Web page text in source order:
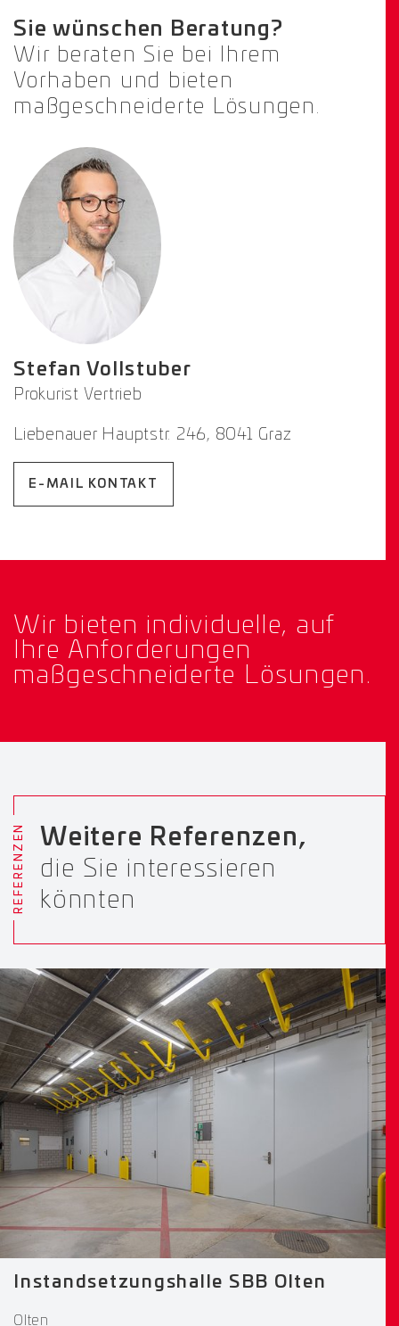
Sie wünschen Beratung?
Wir beraten Sie bei Ihrem
Vorhaben und bieten
maßgeschneiderte Lösungen.
Stefan Vollstuber
Prokurist Vertrieb
Liebenauer Hauptstr. 246, 8041 Graz
E-MAIL KONTAKT
Wir bieten individuelle, auf
Ihre Anforderungen
maßgeschneiderte Lösungen.
REFERENZEN
Weitere Referenzen,
die Sie interessieren
könnten
Instandsetzungshalle SBB Olten
Olten